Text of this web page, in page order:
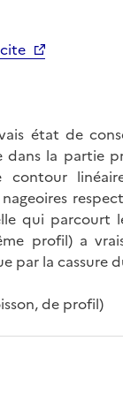
état de
la partie
qui
profil) a
par la cassure
de profil)